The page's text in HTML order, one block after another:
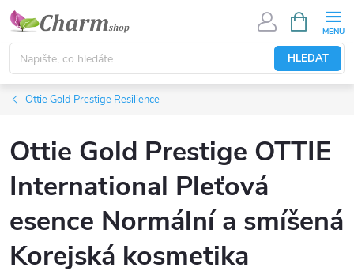
Přejít
obsah
HLEDAT
NÁKUPNÍ
KOŠÍK
Ottie Gold Prestige Resilience
Ottie Gold Prestige OTTIE
International Pleťová
esence Normální a smíšená
Korejská kosmetika